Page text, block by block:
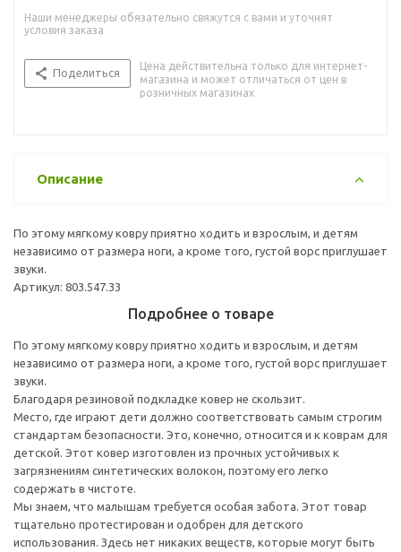
Наши менеджеры обязательно свяжутся с вами и уточнят
условия заказа
Поделиться
Цена действительна только для интернет-
магазина и может отличаться от цен в
розничных магазинах
Описание
По этому мягкому ковру приятно ходить и взрослым, и детям
независимо от размера ноги, а кроме того, густой ворс приглушает
звуки.
Артикул: 803.547.33
Подробнее о товаре
По этому мягкому ковру приятно ходить и взрослым, и детям
независимо от размера ноги, а кроме того, густой ворс приглушает
звуки.
Благодаря резиновой подкладке ковер не скользит.
Место, где играют дети должно соответствовать самым строгим
стандартам безопасности. Это, конечно, относится и к коврам для
детской. Этот ковер изготовлен из прочных устойчивых к
загрязнениям синтетических волокон, поэтому его легко
содержать в чистоте.
Мы знаем, что малышам требуется особая забота. Этот товар
тщательно протестирован и одобрен для детского
использования. Здесь нет никаких веществ, которые могут быть